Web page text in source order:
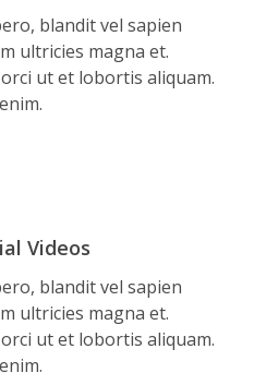
blandit vel sapien
ultricies magna et.
ut et lobortis aliquam.
Videos
blandit vel sapien
ultricies magna et.
ut et lobortis aliquam.